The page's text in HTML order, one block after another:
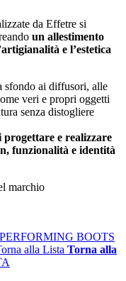
da Effetre si
un allestimento
e l’estetica
sfondo ai diffusori, alle
veri e propri oggetti
senza distogliere
progettare e realizzare
funzionalità e identità
marchio
Torna alla